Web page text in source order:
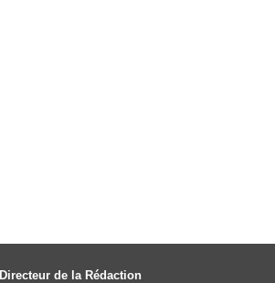
Directeur de la Rédaction